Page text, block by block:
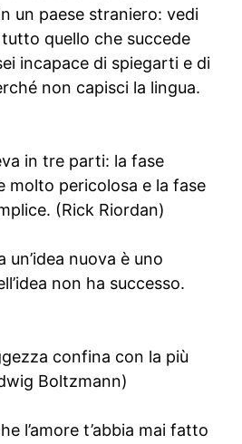
un paese straniero: vedi
quello che succede
incapace di spiegarti e di
non capisci la lingua.
in tre parti: la fase
molto pericolosa e la fase
(Rick Riordan)
un’idea nuova è uno
non ha successo.
confina con la più
Boltzmann)
l’amore t’abbia mai fatto